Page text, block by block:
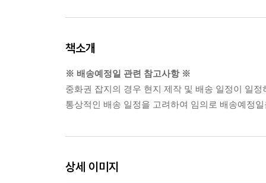
책소개
※ 배송예정일 관련 참고사항 ※
중화권 잡지의 경우 현지 제작 및 배송 일정이 일
통상적인 배송 일정을 고려하여 임의로 배송예정
상세 이미지